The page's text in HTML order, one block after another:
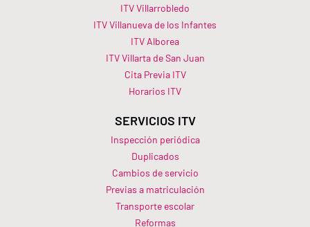
ITV Villarrobledo
ITV Villanueva de los Infantes
ITV Alborea
ITV Villarta de San Juan
Cita Previa ITV
Horarios ITV​
SERVICIOS ITV
Inspección periódica
Duplicados
Cambios de servicio
Previas a matriculación
Transporte escolar
Reformas